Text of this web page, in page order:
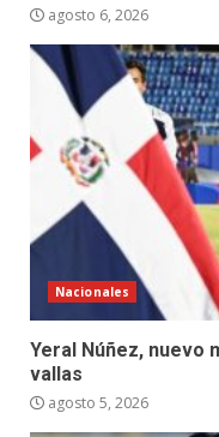
agosto 6, 2026
Nacionales
Yeral Núñez, nuevo
vallas
agosto 5, 2026